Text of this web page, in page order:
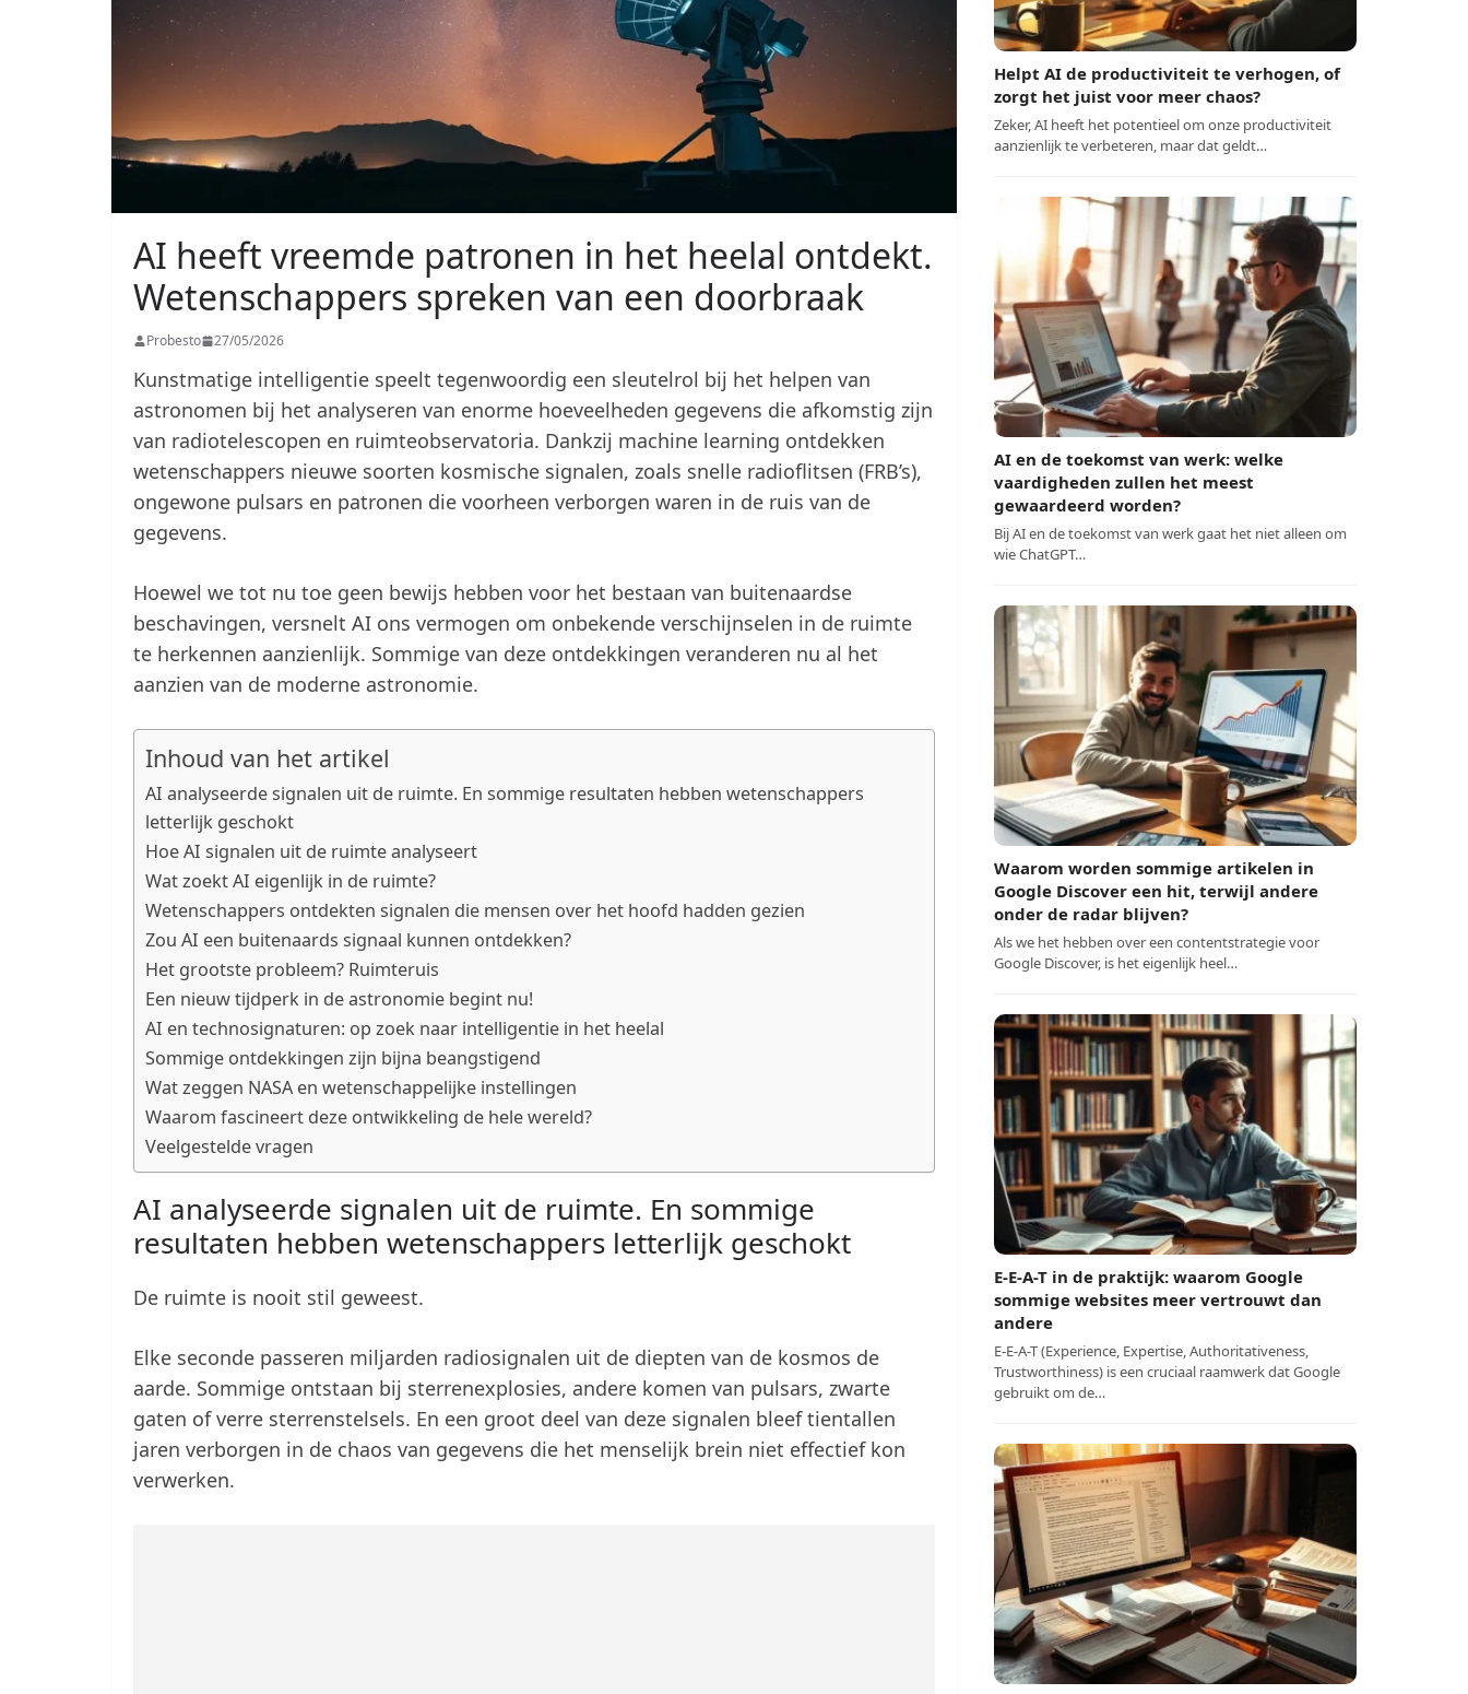
AI heeft vreemde patronen in het heelal ontdekt.
Wetenschappers spreken van een doorbraak
Probesto 27/05/2026
Kunstmatige intelligentie speelt tegenwoordig een sleutelrol bij het helpen van
astronomen bij het analyseren van enorme hoeveelheden gegevens die afkomstig zijn
van radiotelescopen en ruimteobservatoria. Dankzij machine learning ontdekken
wetenschappers nieuwe soorten kosmische signalen, zoals snelle radioflitsen (FRB’s),
ongewone pulsars en patronen die voorheen verborgen waren in de ruis van de
gegevens.
Hoewel we tot nu toe geen bewijs hebben voor het bestaan van buitenaardse
beschavingen, versnelt AI ons vermogen om onbekende verschijnselen in de ruimte
te herkennen aanzienlijk. Sommige van deze ontdekkingen veranderen nu al het
aanzien van de moderne astronomie.
Inhoud van het artikel
AI analyseerde signalen uit de ruimte. En sommige resultaten hebben wetenschappers
letterlijk geschokt
Hoe AI signalen uit de ruimte analyseert
Wat zoekt AI eigenlijk in de ruimte?
Wetenschappers ontdekten signalen die mensen over het hoofd hadden gezien
Zou AI een buitenaards signaal kunnen ontdekken?
Het grootste probleem? Ruimteruis
Een nieuw tijdperk in de astronomie begint nu!
AI en technosignaturen: op zoek naar intelligentie in het heelal
Sommige ontdekkingen zijn bijna beangstigend
Wat zeggen NASA en wetenschappelijke instellingen
Waarom fascineert deze ontwikkeling de hele wereld?
Veelgestelde vragen
AI analyseerde signalen uit de ruimte. En sommige
resultaten hebben wetenschappers letterlijk geschokt
De ruimte is nooit stil geweest.
Elke seconde passeren miljarden radiosignalen uit de diepten van de kosmos de
aarde. Sommige ontstaan bij sterrenexplosies, andere komen van pulsars, zwarte
gaten of verre sterrenstelsels. En een groot deel van deze signalen bleef tientallen
jaren verborgen in de chaos van gegevens die het menselijk brein niet effectief kon
verwerken.
Helpt AI de productiviteit te verhogen, of
zorgt het juist voor meer chaos?
Zeker, AI heeft het potentieel om onze productiviteit
aanzienlijk te verbeteren, maar dat geldt…
AI en de toekomst van werk: welke
vaardigheden zullen het meest
gewaardeerd worden?
Bij AI en de toekomst van werk gaat het niet alleen om
wie ChatGPT…
Waarom worden sommige artikelen in
Google Discover een hit, terwijl andere
onder de radar blijven?
Als we het hebben over een contentstrategie voor
Google Discover, is het eigenlijk heel…
E-E-A-T in de praktijk: waarom Google
sommige websites meer vertrouwt dan
andere
E-E-A-T (Experience, Expertise, Authoritativeness,
Trustworthiness) is een cruciaal raamwerk dat Google
gebruikt om de…